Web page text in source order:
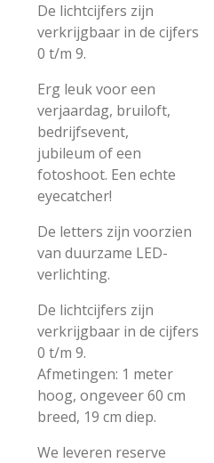
De lichtcijfers zijn
verkrijgbaar in de cijfers
0 t/m 9.
Erg leuk voor een
verjaardag, bruiloft,
bedrijfsevent,
jubileum of een
fotoshoot. Een echte
eyecatcher!
De letters zijn voorzien
van duurzame LED-
verlichting.
De lichtcijfers zijn
verkrijgbaar in de cijfers
0 t/m 9.
Afmetingen: 1 meter
hoog, ongeveer 60 cm
breed, 19 cm diep.
We leveren reserve